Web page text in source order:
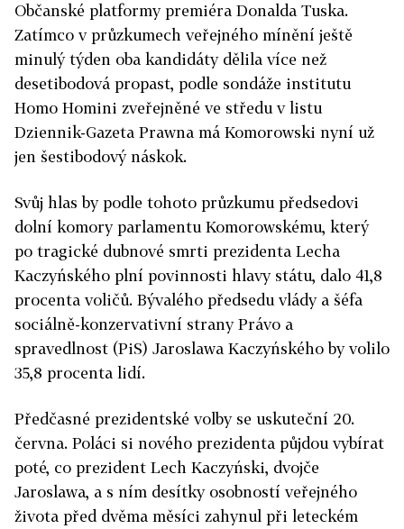
Občanské platformy premiéra Donalda Tuska.
Zatímco v průzkumech veřejného mínění ještě
minulý týden oba kandidáty dělila více než
desetibodová propast, podle sondáže institutu
Homo Homini zveřejněné ve středu v listu
Dziennik-Gazeta Prawna má Komorowski nyní už
jen šestibodový náskok.
Svůj hlas by podle tohoto průzkumu předsedovi
dolní komory parlamentu Komorowskému, který
po tragické dubnové smrti prezidenta Lecha
Kaczyńského plní povinnosti hlavy státu, dalo 41,8
procenta voličů. Bývalého předsedu vlády a šéfa
sociálně-konzervativní strany Právo a
spravedlnost (PiS) Jaroslawa Kaczyńského by volilo
35,8 procenta lidí.
Předčasné prezidentské volby se uskuteční 20.
června. Poláci si nového prezidenta půjdou vybírat
poté, co prezident Lech Kaczyński, dvojče
Jaroslawa, a s ním desítky osobností veřejného
života před dvěma měsíci zahynul při leteckém